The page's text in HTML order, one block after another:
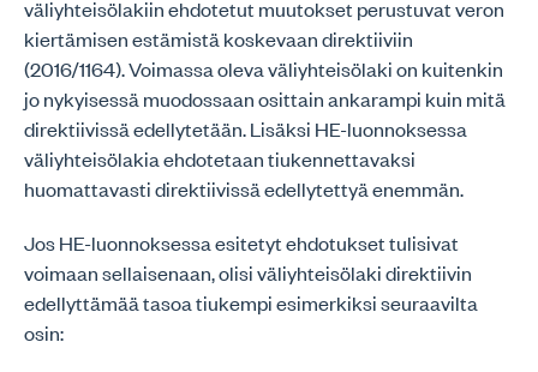
väliyhteisölakiin ehdotetut muutokset perustuvat veron
kiertämisen estämistä koskevaan direktiiviin
(2016/1164). Voimassa oleva väliyhteisölaki on kuitenkin
jo nykyisessä muodossaan osittain ankarampi kuin mitä
direktiivissä edellytetään. Lisäksi HE-luonnoksessa
väliyhteisölakia ehdotetaan tiukennettavaksi
huomattavasti direktiivissä edellytettyä enemmän.
Jos HE-luonnoksessa esitetyt ehdotukset tulisivat
voimaan sellaisenaan, olisi väliyhteisölaki direktiivin
edellyttämää tasoa tiukempi esimerkiksi seuraavilta
osin: